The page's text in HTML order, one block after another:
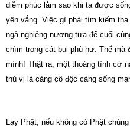
diễm phúc lắm sao khi ta được
yên vắng. Việc gì phải tìm kiếm
ngả nghiêng nương tựa để cuối
chìm trong cát bụi phù hư. Thế mà
mình! Thật ra, một thoáng tình cờ
thú vị là càng cô độc càng sống
Lạy Phật, nếu không có Phật